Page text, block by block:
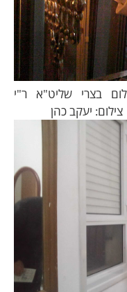
בצרי שליט"א ר"י
יעקב כהן